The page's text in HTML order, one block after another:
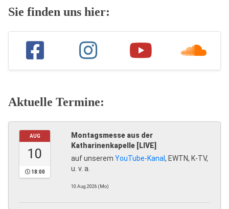
Sie finden uns hier:
Aktuelle Termine:
AUG
10
18:00
Montagsmesse aus der
Katharinenkapelle [LIVE]
auf unserem YouTube-Kanal, EWTN, K-TV,
u. v. a.
10.Aug.2026 (Mo)